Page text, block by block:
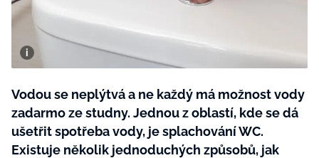
Rady a tipy
SVĚT ŽENY - 599 KČ
ROČNÍ PŘEDPLATNÉ SVĚT ŽENY +
Vodou se neplýtvá a ne každý má možnost vody
zadarmo ze studny. Jednou z oblastí, kde se dá
ušetřit spotřeba vody, je splachování WC.
Existuje několik jednoduchých způsobů, jak